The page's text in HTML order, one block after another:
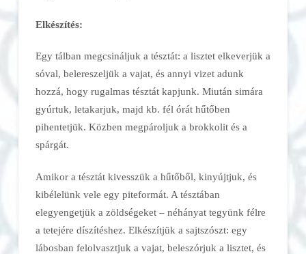
Elkészítés:
Egy tálban megcsináljuk a tésztát: a lisztet elkeverjük a
sóval, belereszeljük a vajat, és annyi vizet adunk
hozzá, hogy rugalmas tésztát kapjunk. Miután simára
gyúrtuk, letakarjuk, majd kb. fél órát hűtőben
pihentetjük. Közben megpároljuk a brokkolit és a
spárgát.
Amikor a tésztát kivesszük a hűtőből, kinyújtjuk, és
kibélelünk vele egy piteformát. A tésztában
elegyengetjük a zöldségeket – néhányat tegyünk félre
a tetejére díszítéshez. Elkészítjük a sajtszószt: egy
lábosban felolvasztjuk a vajat, beleszórjuk a lisztet, és